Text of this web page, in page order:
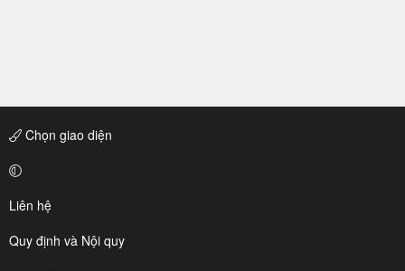
Chọn giao diện
Liên hệ
Quy định và Nội quy